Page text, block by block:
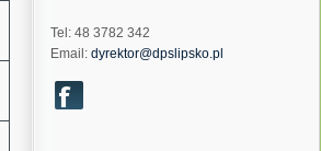
Tel: 48 3782 342
Email: dyrektor@dpslipsko.pl